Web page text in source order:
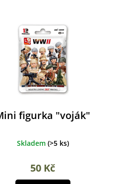
figurka "voják"
Skladem (>5 ks)
50 Kč